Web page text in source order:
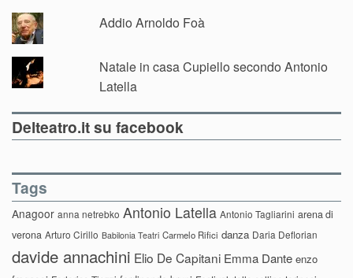
Addio Arnoldo Foà
Natale in casa Cupiello secondo Antonio
Latella
Delteatro.it su facebook
Tags
Anagoor anna netrebko Antonio Latella Antonio Tagliarini arena di
verona Arturo Cirillo Babilonia Teatri Carmelo Rifici danza Daria Deflorian
davide annachini Elio De Capitani Emma Dante enzo